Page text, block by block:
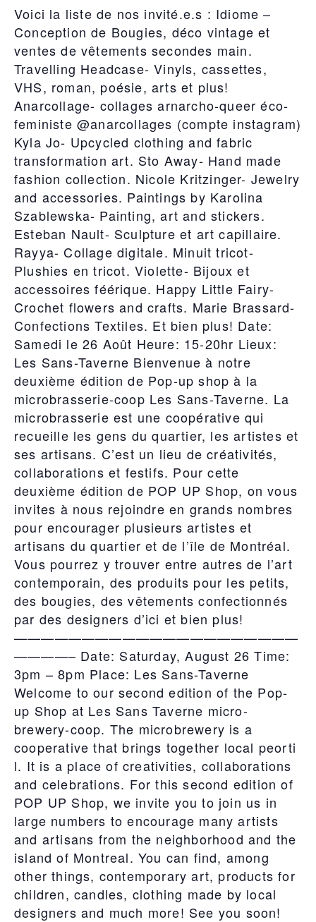
Voici la liste de nos invité.e.s : Idiome –
Conception de Bougies, déco vintage et
ventes de vêtements secondes main.
Travelling Headcase- Vinyls, cassettes,
VHS, roman, poésie, arts et plus!
Anarcollage- collages arnarcho-queer éco-
feministe @anarcollages (compte instagram)
Kyla Jo- Upcycled clothing and fabric
transformation art. Sto Away- Hand made
fashion collection. Nicole Kritzinger- Jewelry
and accessories. Paintings by Karolina
Szablewska- Painting, art and stickers.
Esteban Nault- Sculpture et art capillaire.
Rayya- Collage digitale. Minuit tricot-
Plushies en tricot. Violette- Bijoux et
accessoires féérique. Happy Little Fairy-
Crochet flowers and crafts. Marie Brassard-
Confections Textiles. Et bien plus! Date:
Samedi le 26 Août Heure: 15-20hr Lieux:
Les Sans-Taverne Bienvenue à notre
deuxième édition de Pop-up shop à la
microbrasserie-coop Les Sans-Taverne. La
microbrasserie est une coopérative qui
recueille les gens du quartier, les artistes et
ses artisans. C’est un lieu de créativités,
collaborations et festifs. Pour cette
deuxième édition de POP UP Shop, on vous
invites à nous rejoindre en grands nombres
pour encourager plusieurs artistes et
artisans du quartier et de l’île de Montréal.
Vous pourrez y trouver entre autres de l’art
contemporain, des produits pour les petits,
des bougies, des vêtements confectionnés
par des designers d’ici et bien plus!
—————————————————————
————– Date: Saturday, August 26 Time:
3pm – 8pm Place: Les Sans-Taverne
Welcome to our second edition of the Pop-
up Shop at Les Sans Taverne micro-
brewery-coop. The microbrewery is a
cooperative that brings together local peorti
l. It is a place of creativities, collaborations
and celebrations. For this second edition of
POP UP Shop, we invite you to join us in
large numbers to encourage many artists
and artisans from the neighborhood and the
island of Montreal. You can find, among
other things, contemporary art, products for
children, candles, clothing made by local
designers and much more! See you soon!